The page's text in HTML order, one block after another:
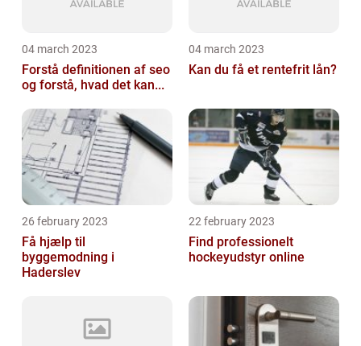
04 march 2023
Forstå definitionen af seo
og forstå, hvad det kan...
04 march 2023
Kan du få et rentefrit lån?
26 february 2023
Få hjælp til
byggemodning i
Haderslev
22 february 2023
Find professionelt
hockeyudstyr online